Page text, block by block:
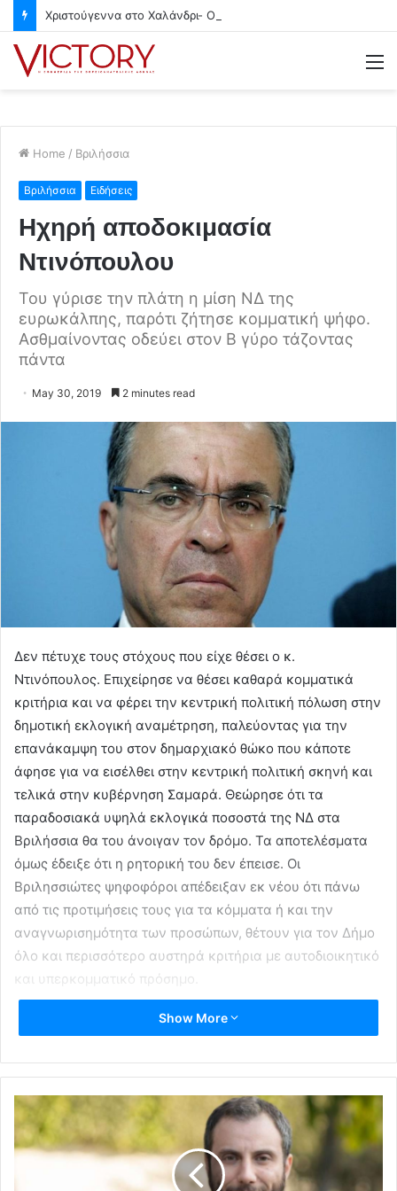
Home / Βριλήσσια
Βριλήσσια Ειδήσεις
Ηχηρή αποδοκιμασία
Ντινόπουλου
Του γύρισε την πλάτη η μίση ΝΔ της
ευρωκάλπης, παρότι ζήτησε κομματική ψήφο.
Ασθμαίνοντας οδεύει στον Β γύρο τάζοντας
πάντα
May 30, 2019 2 minutes read
Δεν πέτυχε τους στόχους που είχε θέσει ο κ.
Ντινόπουλος. Επιχείρησε να θέσει καθαρά κομματικά
κριτήρια και να φέρει την κεντρική πολιτική πόλωση στην
δημοτική εκλογική αναμέτρηση, παλεύοντας για την
επανάκαμψη του στον δημαρχιακό θώκο που κάποτε
άφησε για να εισέλθει στην κεντρική πολιτική σκηνή και
τελικά στην κυβέρνηση Σαμαρά. Θεώρησε ότι τα
παραδοσιακά υψηλά εκλογικά ποσοστά της ΝΔ στα
Βριλήσσια θα του άνοιγαν τον δρόμο. Τα αποτελέσματα
όμως έδειξε ότι η ρητορική του δεν έπεισε. Οι
Βριλησσιώτες ψηφοφόροι απέδειξαν εκ νέου ότι πάνω
από τις προτιμήσεις τους για τα κόμματα ή και την
αναγνωρισημότητα των προσώπων, θέτουν για τον Δήμο
όλο και περισσότερο αυστηρά κριτήρια με αυτοδιοικητικό
και υπερκομματικό πρόσημο.
“Σφαλιάρα” από τα (κέντρο)δεξιά…
Παρότι στις ευρωεκλογές, η ΝΔ πήρε στα Βριλήσσια 44%,
δέκα μονάδες παραπάνω από το εθνικό της ποσοστό, ο
συνδυασμός «Δυνατά» του Α. Ντινόπουλου ο οποίος κατά
τα λεγόμενα του είχε το «χρίσμα του Κ. Μητσοτάκη»,
έφτασε μόλις στο αγχωμένο 27% βλέποντας την πλάτη
της υπερκομματικής υποψηφιότητας του Δημάρχου,
Show More